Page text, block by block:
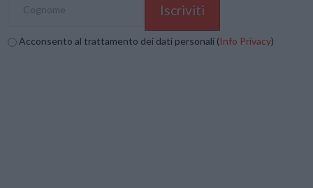
Acconsento al trattamento dei dati personali (Info Privacy)